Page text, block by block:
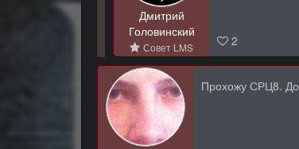
Дмитрий
Головинский
Совет LMS 2
Прохожу СРЦ8.